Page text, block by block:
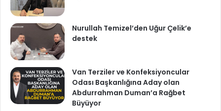
Nurullah Temizel’den Uğur Çelik’e
destek
Van Terziler ve Konfeksiyoncular
Odası Başkanlığına Aday olan
Abdurrahman Duman’a Rağbet
Büyüyor